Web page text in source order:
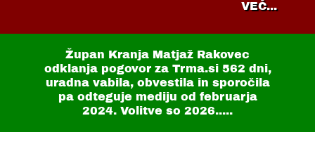
VEČ...
Župan Kranja Matjaž Rakovec
odklanja pogovor za Trma.si 562 dni,
uradna vabila, obvestila in sporočila
pa odteguje mediju od februarja
2024. Volitve so 2026.....